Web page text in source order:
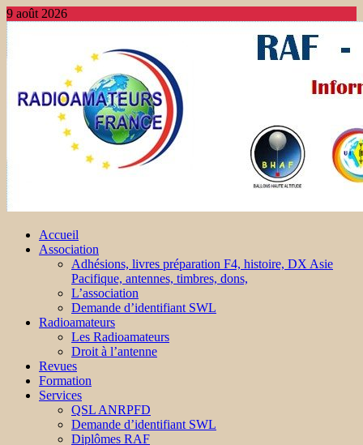
9 août 2026
Accueil
Association
Adhésions, livres préparation F4, histoire, DX Asie
Pacifique, antennes, timbres, dons,
L’association
Demande d’identifiant SWL
Radioamateurs
Les Radioamateurs
Droit à l’antenne
Revues
Formation
Services
QSL ANRPFD
Demande d’identifiant SWL
Diplômes RAF